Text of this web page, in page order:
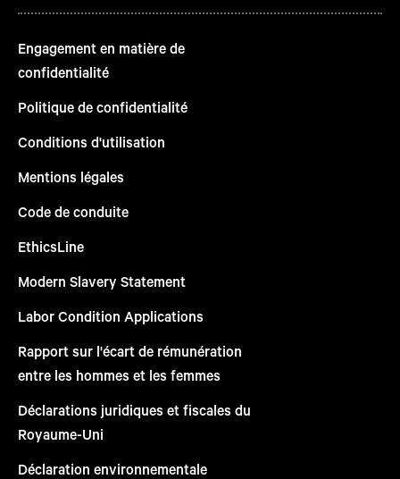
Engagement en matière de
confidentialité
Politique de confidentialité
Conditions d'utilisation
Mentions légales
Code de conduite
EthicsLine
Modern Slavery Statement
Labor Condition Applications
Rapport sur l'écart de rémunération
entre les hommes et les femmes
Déclarations juridiques et fiscales du
Royaume-Uni
Déclaration environnementale